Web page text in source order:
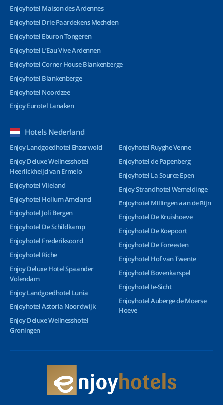
Enjoyhotel Maison des Ardennes
Enjoyhotel Drie Paardekens Mechelen
Enjoyhotel Eburon Tongeren
Enjoyhotel L’Eau Vive Ardennen
Enjoyhotel Corner House Blankenberge
Enjoyhotel Blankenberge
Enjoyhotel Noordzee
Enjoy Eurotel Lanaken
Hotels Nederland
Enjoy Landgoedhotel Ehzerwold
Enjoy Deluxe Wellnesshotel
Heerlickheijd van Ermelo
Enjoyhotel Vlieland
Enjoyhotel Hollum Ameland
Enjoyhotel Joli Bergen
Enjoyhotel De Schildkamp
Enjoyhotel Frederiksoord
Enjoyhotel Riche
Enjoy Deluxe Hotel Spaander
Volendam
Enjoy Landgoedhotel Lunia
Enjoyhotel Astoria Noordwijk
Enjoy Deluxe Wellnesshotel
Groningen
Enjoyhotel Ruyghe Venne
Enjoyhotel de Papenberg
Enjoyhotel La Source Epen
Enjoy Strandhotel Wemeldinge
Enjoyhotel Millingen aan de Rijn
Enjoyhotel De Kruishoeve
Enjoyhotel De Koepoort
Enjoyhotel De Foreesten
Enjoyhotel Hof van Twente
Enjoyhotel Bovenkarspel
Enjoyhotel Ie-Sicht
Enjoyhotel Auberge de Moerse
Hoeve